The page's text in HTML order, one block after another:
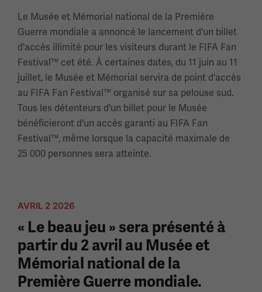
Le Musée et Mémorial national de la Première
Guerre mondiale a annoncé le lancement d'un billet
d'accès illimité pour les visiteurs durant le FIFA Fan
Festival™ cet été. À certaines dates, du 11 juin au 11
juillet, le Musée et Mémorial servira de point d'accès
au FIFA Fan Festival™ organisé sur sa pelouse sud.
Tous les détenteurs d'un billet pour le Musée
bénéficieront d'un accès garanti au FIFA Fan
Festival™, même lorsque la capacité maximale de
25 000 personnes sera atteinte.
AVRIL 2 2026
« Le beau jeu » sera présenté à
partir du 2 avril au Musée et
Mémorial national de la
Première Guerre mondiale.